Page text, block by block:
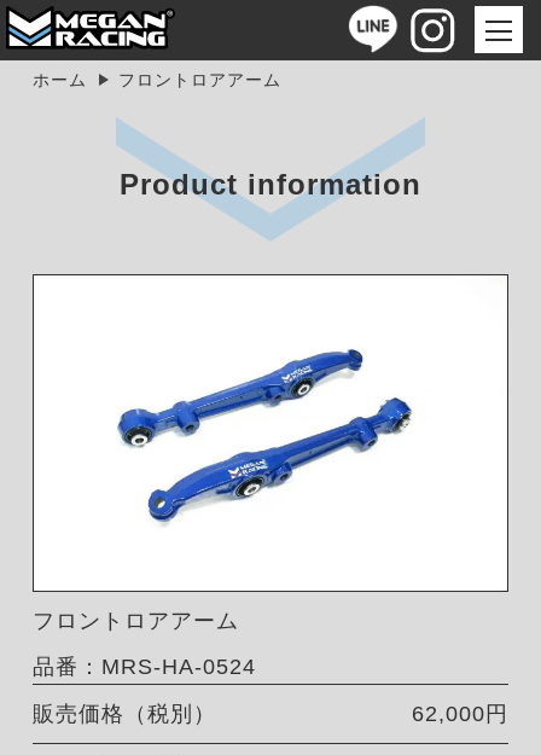
ホーム フロントロアアーム
Product information
フロントロアアーム
品番：MRS-HA-0524
販売価格（税別）
62,000円